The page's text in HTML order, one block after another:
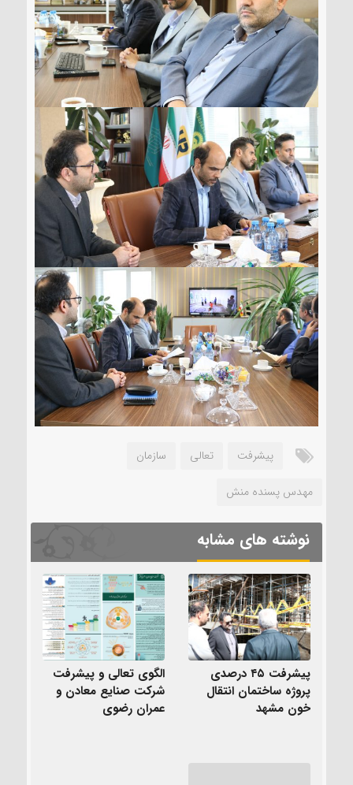
پیشرفت تعالی سازمان
مهدس پسنده منش
نوشته های مشابه
پیشرفت ۴۵ درصدی
پروژه ساختمان انتقال
خون مشهد
الگوی تعالی و پیشرفت
شرکت صنایع معادن و
عمران رضوی